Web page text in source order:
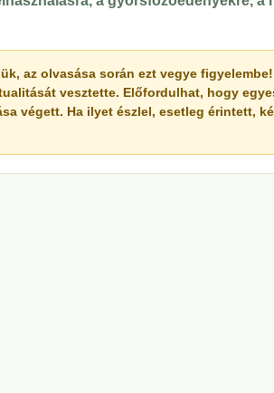
az olvasása során ezt vegye
vesztette. Előfordulhat, hogy
végett. Ha ilyet észlel, esetleg érintett,